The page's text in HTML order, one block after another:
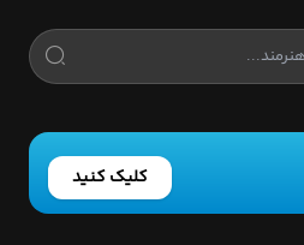
کلیک کنید